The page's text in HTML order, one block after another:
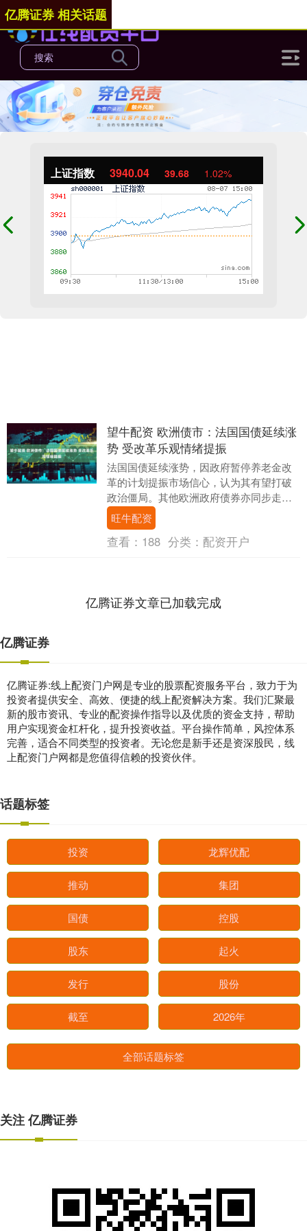
上证指数 3940.04 39.68 1.02%
亿腾证券 相关话题
望牛配资 欧洲债市：法国国债延续涨
势 受改革乐观情绪提振
法国国债延续涨势，因政府暂停养老金改
革的计划提振市场信心，认为其有望打破
政治僵局。其他欧洲政府债券亦同步走
高。 法国10年期国债收益率下跌5个基点
至3.34%，....
旺牛配资
查看： 188 分类： 配资开户
亿腾证券文章已加载完成
亿腾证券
亿腾证券:线上配资门户网是专业的股票配资服务平台，致力于为
投资者提供安全、高效、便捷的线上配资解决方案。我们汇聚最
新的股市资讯、专业的配资操作指导以及优质的资金支持，帮助
用户实现资金杠杆化，提升投资收益。平台操作简单，风控体系
完善，适合不同类型的投资者。无论您是新手还是资深股民，线
上配资门户网都是您值得信赖的投资伙伴。
话题标签
投资 龙辉优配
推动 集团
国债 控股
股东 起火
发行 股份
截至 2026年
全部话题标签
关注 亿腾证券